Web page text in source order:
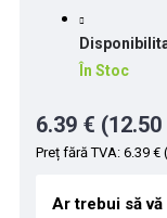
În Stoc
6.39 € (12.50
Preț fără TVA: 6.39 €
Ar trebui să